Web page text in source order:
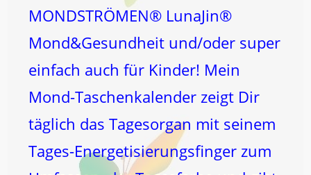
MONDSTRÖMEN® LunaJin®
Mond&Gesundheit und/oder super
einfach auch für Kinder! Mein
Mond-Taschenkalender zeigt Dir
täglich das Tagesorgan mit seinem
Tages-Energetisierungsfinger zum